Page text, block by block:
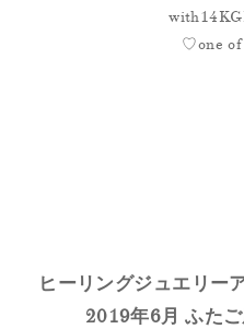
♡one
ヒーリングジュエリー
2019年6月 ふた